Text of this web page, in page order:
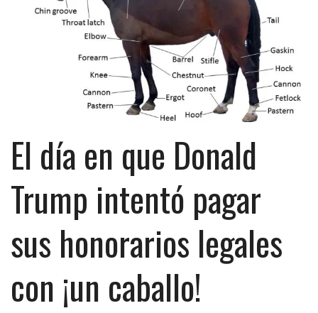
El día en que Donald
Trump intentó pagar
sus honorarios legales
con ¡un caballo!